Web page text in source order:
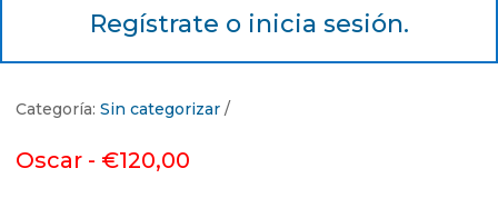
Regístrate o inicia sesión.
Categoría: Sin categorizar
Oscar - €120,00